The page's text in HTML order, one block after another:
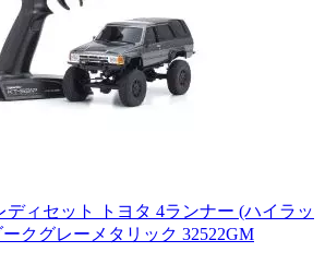
ディセット トヨタ 4ランナー (ハイラッ
クグレーメタリック 32522GM